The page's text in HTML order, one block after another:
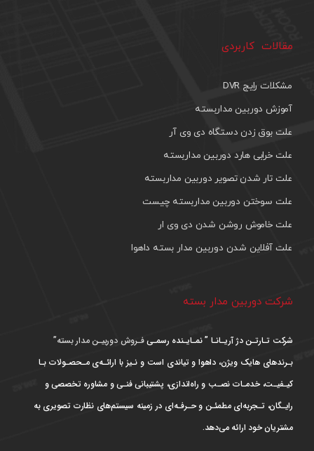
مقالات کاربردی
مشکلات رایج DVR
آموزش دوربین مداربسته
علت بوق زدن دستگاه دی وی آر
علت خرابی هارد دوربین مداربسته
علت تار شدن تصویر دوربین مداربسته
علت سوختن دوربین مداربسته چیست
علت خاموش روشن شدن دی وی ار
علت آفلاین شدن دوربین مدار بسته داهوا
شرکت دوربین مدار بسته
شرکت تـارتـن دژ آریـانـا ” نمـایـنده رسمـیفـروش دوربیـن مدار بسته”
بـرندهای هایک ویژن، داهوا و تیاندی است و نـیز با ارائـه‌ی مـحصـولات بـا
کیـفیـت، خدمـات نصـب و راه‌اندازی، پشتیبانی فنـی و مشاوره تخصصی و
رایـگان، تـجربه‌ای مطمئـن و حـرفـه‌ای در زمینه سیستم‌های نظارت تصویری به
مشتریان خود ارائه می‌دهد.